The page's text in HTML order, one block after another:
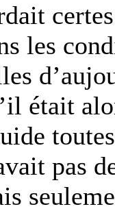
les
était
pas